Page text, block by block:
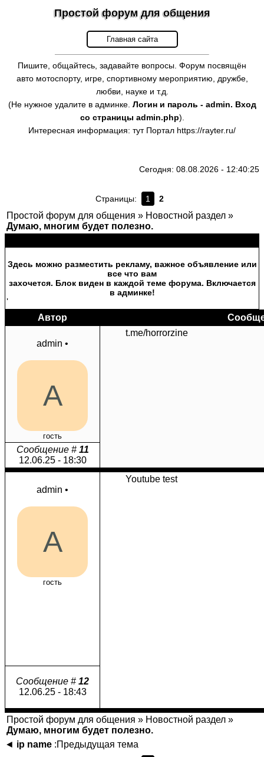
Простой форум для общения
Главная сайта
Пишите, общайтесь, задавайте вопросы. Форум посвящён
авто мотоспорту, игре, спортивному мероприятию, дружбе,
любви, науке и т.д.
(Не нужное удалите в админке. Логин и пароль - admin. Вход
со страницы admin.php).
Интересная информация: тут Портал https://rayter.ru/
Сегодня: 08.08.2026 - 12:40:25
Страницы: 1 2
Простой форум для общения » Новостной раздел »
Думаю, многим будет полезно.
Здесь можно разместить рекламу, важное объявление или
все что вам
захочется. Блок виден в каждой теме форума. Включается
в админке!
'
Автор
admin •
A
гость
t.me/horrorzine
Сообщение # 11
12.06.25 - 18:30
admin •
A
гость
Youtube test
Сообщение # 12
12.06.25 - 18:43
Простой форум для общения » Новостной раздел »
Думаю, многим будет полезно.
◄ ip name :Предыдущая тема